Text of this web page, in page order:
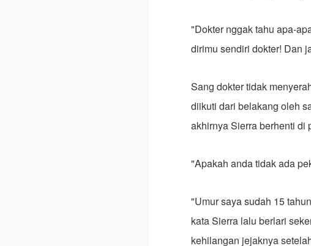
"Dokter nggak tahu apa-
dirimu sendiri dokter! Dan
Sang dokter tidak
diikuti dari belakang oleh
akhirnya Sierra berhenti di
"Apakah anda tidak ada
"Umur saya sudah 15
kata Sierra lalu berlari
kehilangan jejaknya